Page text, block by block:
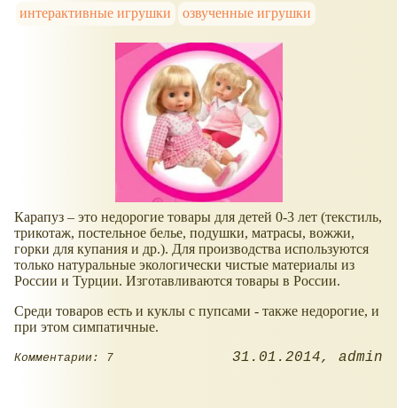
интерактивные игрушки
озвученные игрушки
Карапуз – это недорогие товары для детей 0-3 лет (текстиль,
трикотаж, постельное белье, подушки, матрасы, вожжи,
горки для купания и др.). Для производства используются
только натуральные экологически чистые материалы из
России и Турции. Изготавливаются товары в России.
Среди товаров есть и куклы с пупсами - также недорогие, и
при этом симпатичные.
Комментарии: 7 31.01.2014 admin